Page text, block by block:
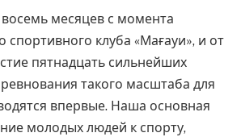
месяцев с момента
спортивного клуба «Мағауи», и от
пятнадцать сильнейших
такого масштаба для
впервые. Наша основная
молодых людей к спорту,